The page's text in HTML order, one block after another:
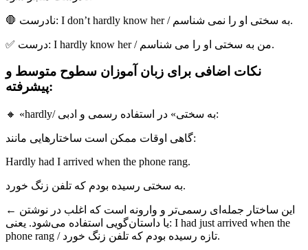
🛑 نادرست: I don’t hardly know her / به سختی او را نمی شناسم.
✅ درست: I hardly know her / من به سختی او را می شناسم.
نکات اضافی برای زبان آموزان سطوح متوسط ​​و
پیشرفته:
🔸 «hardly/ به سختی» در استفاده رسمی و ادبی:
گاهی اوقات ممکن است ساختارهایی مانند:
Hardly had I arrived when the phone rang.
به سختی رسیده بودم که تلفن زنگ خورد.
← این ساختار جمله‌ای رسمی‌تر و وارونه است که اغلب در نوشتن
یا داستان‌گویی استفاده می‌شود. یعنی: I had just arrived when the
phone rang / تازه رسیده بودم که تلفن زنگ خورد.